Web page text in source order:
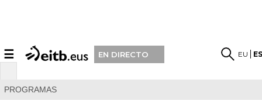
☰ EN DIRECTO EU
PROGRAMAS